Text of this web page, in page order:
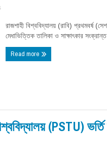
রাজশাহী বিশ্ববিদ্যালয় (রাবি) প্রথমবর্ষ
মেধাভিত্তিক তালিকা ও সাক্ষাৎকার
Read more
(PSTU) ভর্তি